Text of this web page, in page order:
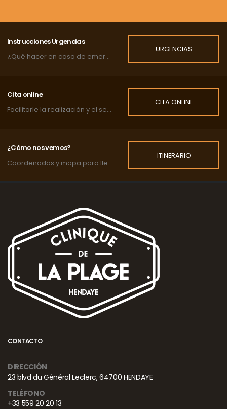
Instrucciones Urgencias
¿Qué hacer en caso de emergencia?
URGENCIAS
Cita online
Facilitarle la realización y el seguimiento de las citas de su mascota.
CITA ONLINE
¿Cómo nos vemos?
Coordenadas y mapa para llegar a la clínica.
ITINERARIO
CONTACTO
DIRECCIÓN
23 blvd du Général Leclerc, 64700 HENDAYE
TELÉFONO
+33 559 20 20 13